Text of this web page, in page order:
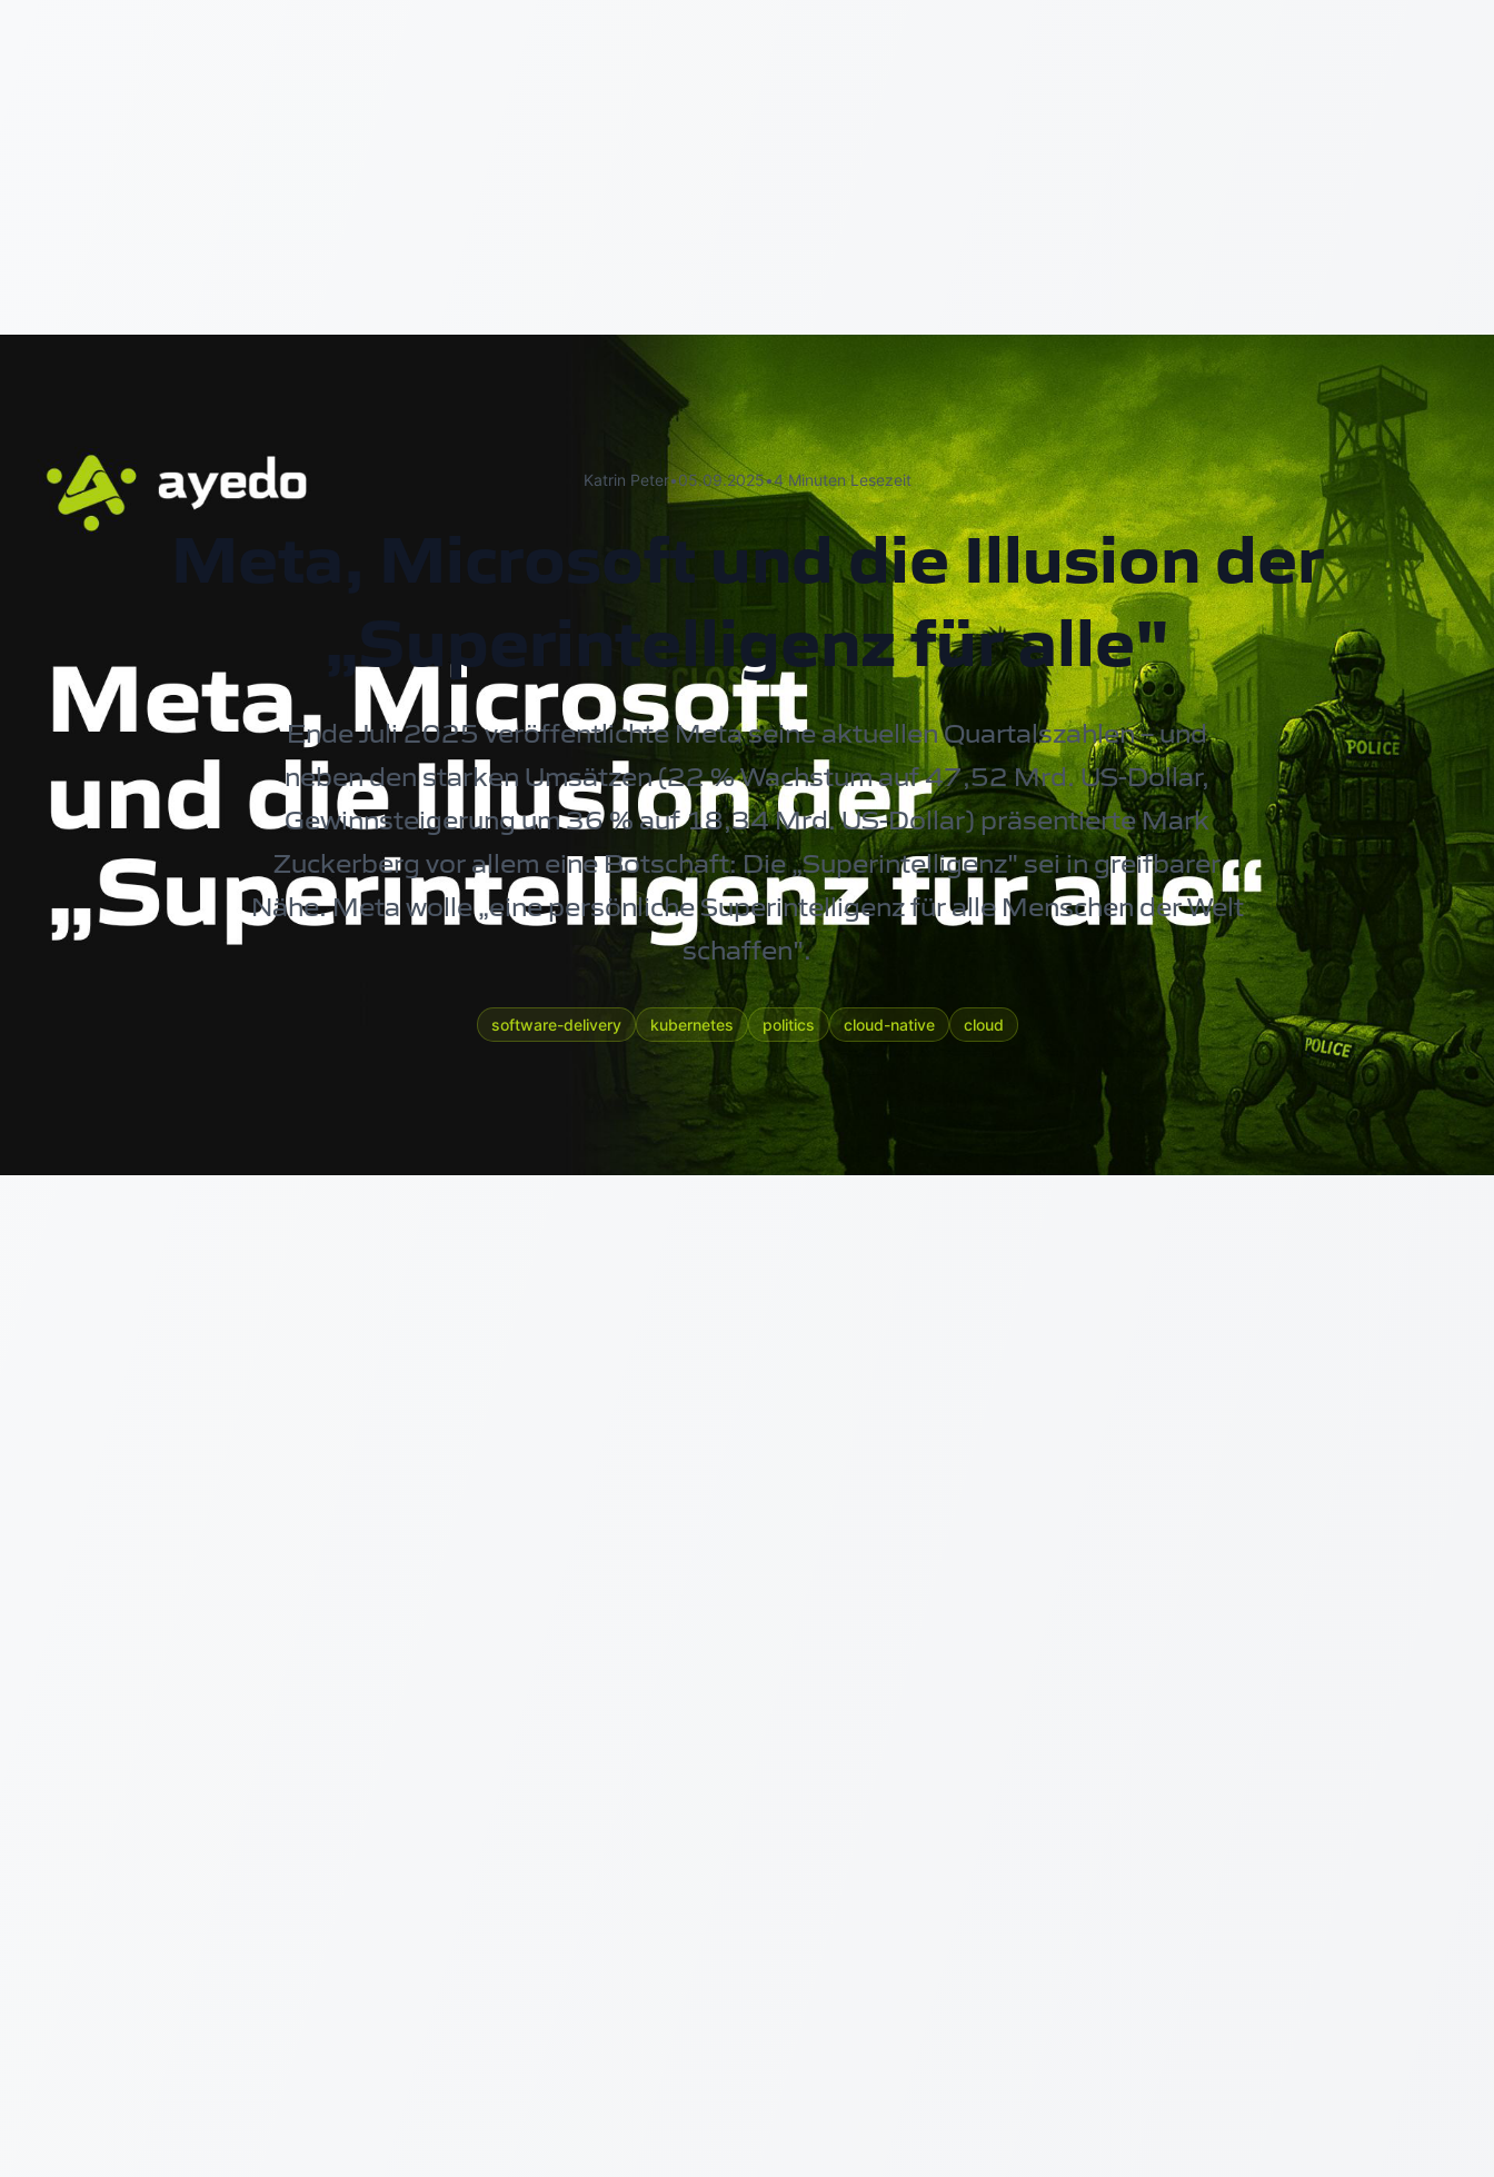
Katrin Peter•05.09.2025•4 Minuten Lesezeit
Meta, Microsoft und die Illusion der
„Superintelligenz für alle"
Ende Juli 2025 veröffentlichte Meta seine aktuellen Quartalszahlen – und
neben den starken Umsätzen (22 % Wachstum auf 47,52 Mrd. US-Dollar,
Gewinnsteigerung um 36 % auf 18,34 Mrd. US-Dollar) präsentierte Mark
Zuckerberg vor allem eine Botschaft: Die „Superintelligenz" sei in greifbarer
Nähe. Meta wolle „eine persönliche Superintelligenz für alle Menschen der Welt
schaffen".
software-delivery kubernetes politics cloud-native cloud